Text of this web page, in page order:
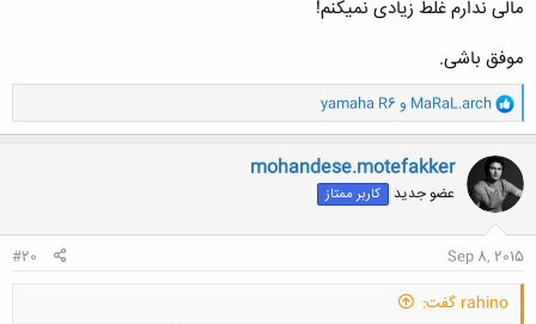
مالی ندارم غلط زیادی نمیکنم!
موفق باشی.
و
ا
ک
ن
ش
ه
ا
MaRaL.arch و yamaha R6
mohandese.motefakker
عضو جدید کاربر ممتاز
Sep 8, 2015
#20
rahino گفت: